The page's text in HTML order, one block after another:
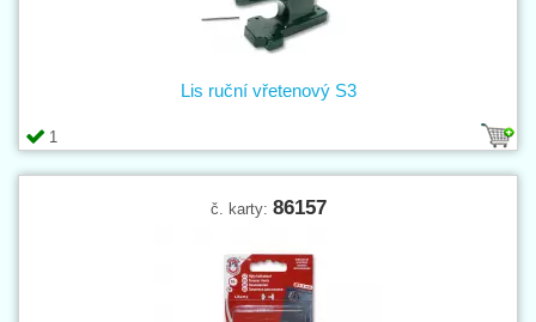
1
Lis ruční vřetenový S3
č. karty: 86157